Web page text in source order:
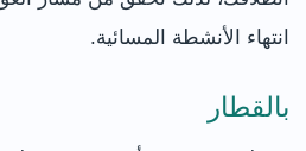
انتهاء الأنشطة المسائية.
بالقطار